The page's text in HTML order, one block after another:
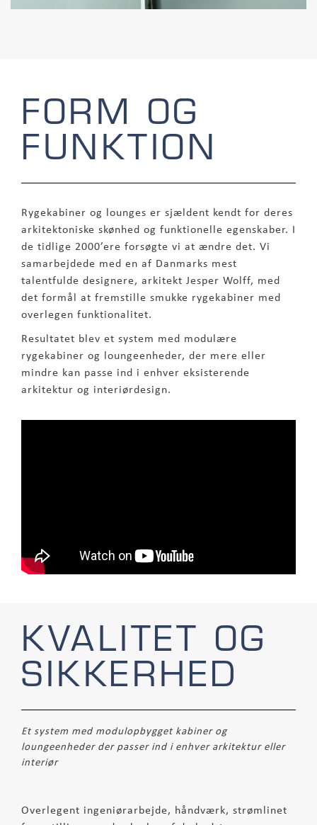
FORM OG
FUNKTION
Rygekabiner og lounges er sjældent kendt for deres
arkitektoniske skønhed og funktionelle egenskaber. I
de tidlige 2000’ere forsøgte vi at ændre det. Vi
samarbejdede med en af Danmarks mest
talentfulde designere, arkitekt Jesper Wolff, med
det formål at fremstille smukke rygekabiner med
overlegen funktionalitet.
Resultatet blev et system med modulære
rygekabiner og loungeenheder, der mere eller
mindre kan passe ind i enhver eksisterende
arkitektur og interiørdesign.
KVALITET OG
SIKKERHED
Et system med modulopbygget kabiner og
loungeenheder der passer ind i enhver arkitektur eller
interiør
Overlegent ingeniørarbejde, håndværk, strømlinet